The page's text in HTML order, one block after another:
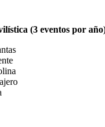
(3 eventos por